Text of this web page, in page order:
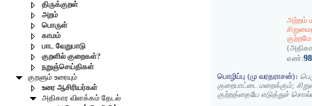
திருக்குறள்
அறம்
பொருள்
காமம்
பாட வேறுபாடு
குறளில் குறைகள்?
நறுஞ்செய்திகள்
குறளும் உரையும்
உரை ஆசிரியர்கள்
அதிகார விளக்கம் தேடல்
அற்றம்
குற்றமே
எண்:
பொழிப்பு (மு வரதராசன்):
குறைபாட்டை மறைக்கும்;
குற்றத்தையே எடுத்துச்